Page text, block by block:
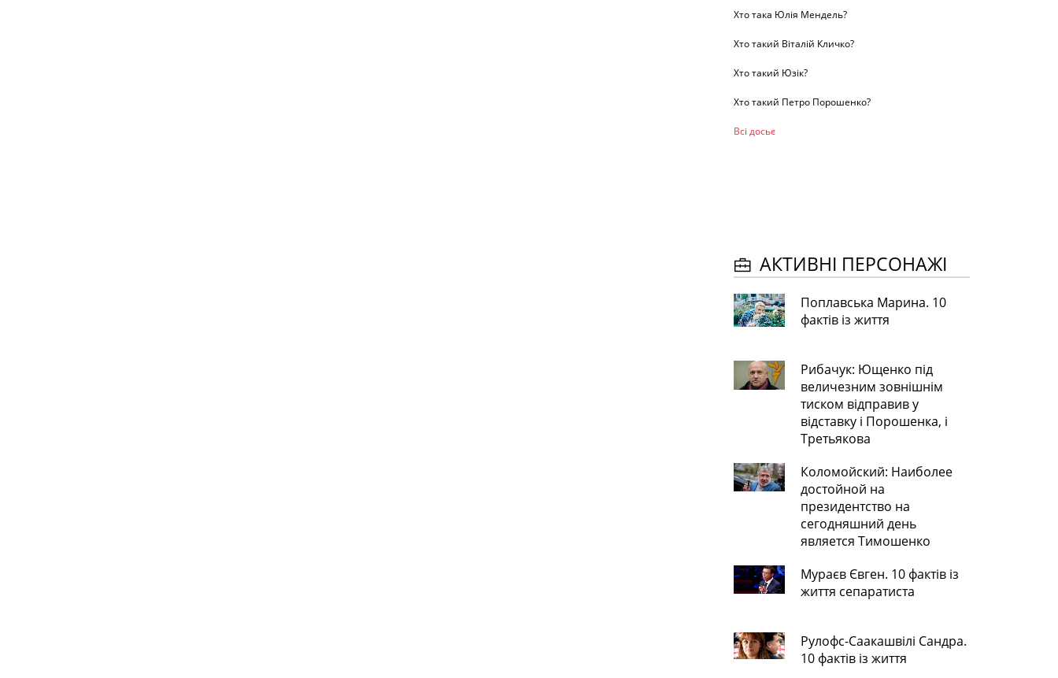
Хто така Юлія Мендель?
Хто такий Віталій Кличко?
Хто такий Юзік?
Хто такий Петро Порошенко?
Всі досьє
АКТИВНІ ПЕРСОНАЖІ
Поплавська Марина. 10
фактів із життя
Рибачук: Ющенко під
величезним зовнішнім
тиском відправив у
відставку і Порошенка, і
Третьякова
Коломойский: Наиболее
достойной на
президентство на
сегодняшний день
является Тимошенко
Мураєв Євген. 10 фактів із
життя сепаратиста
Рулофс-Саакашвілі Сандра.
10 фактів із життя